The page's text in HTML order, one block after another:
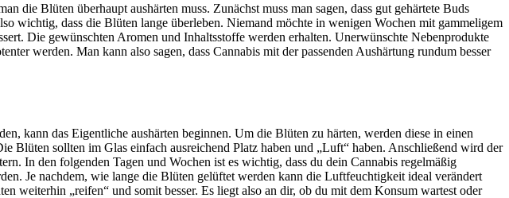
die Blüten überhaupt aushärten muss. Zunächst muss man sagen, dass gut gehärtete Buds
wichtig, dass die Blüten lange überleben. Niemand möchte in wenigen Wochen mit gammeligem
Die gewünschten Aromen und Inhaltsstoffe werden erhalten. Unerwünschte Nebenprodukte
werden. Man kann also sagen, dass Cannabis mit der passenden Aushärtung rundum besser
kann das Eigentliche aushärten beginnen. Um die Blüten zu härten, werden diese in einen
sollten im Glas einfach ausreichend Platz haben und „Luft“ haben. Anschließend wird der
In den folgenden Tagen und Wochen ist es wichtig, dass du dein Cannabis regelmäßig
Je nachdem, wie lange die Blüten gelüftet werden kann die Luftfeuchtigkeit ideal verändert
weiterhin „reifen“ und somit besser. Es liegt also an dir, ob du mit dem Konsum wartest oder